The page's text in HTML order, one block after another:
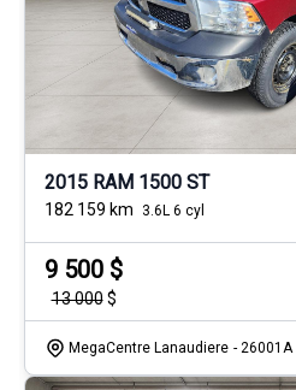
2015 RAM 1500 ST
182 159 km 3.6L 6 cyl
9 500 $
13 000$
MegaCentre Lanaudiere - 26001A